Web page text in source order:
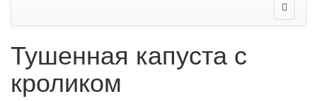
Тушенная капуста с
кроликом